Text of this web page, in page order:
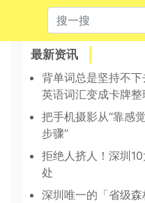
最新资讯
背单词总是坚持不
英语词汇变成卡牌
把手机摄影从“靠感
步骤”
拒绝人挤人！深圳
处
深圳唯一的「省级森